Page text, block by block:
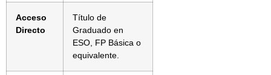
Acceso
Directo
Título de
Graduado en
ESO, FP Básica o
equivalente.